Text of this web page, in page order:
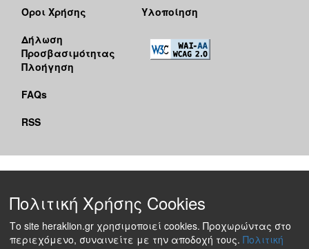
Όροι Χρήσης
Δήλωση
Προσβασιμότητας
Πλοήγηση
FAQs
RSS
Υλοποίηση
Πολιτική Χρήσης Cookies
Το site heraklion.gr χρησιμοποιεί cookies. Προχωρώντας στο
περιεχόμενο, συναινείτε με την αποδοχή τους. Πολιτική